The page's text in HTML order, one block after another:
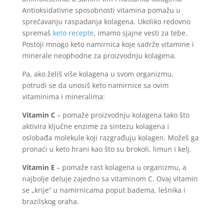
Antioksidativne sposobnosti vitamina pomažu u
sprečavanju raspadanja kolagena. Ukoliko redovno
spremaš keto recepte, imamo sjajne vesti za tebe.
Postoji mnogo keto namirnica koje sadrže vitamine i
minerale neophodne za proizvodnju kolagena.
Pa, ako želiš više kolagena u svom organizmu,
potrudi se da unosiš keto namirnice sa ovim
vitaminima i mineralima:
Vitamin C – pomaže proizvodnju kolagena tako što
aktivira ključne enzime za sintezu kolagena i
oslobađa molekule koji razgrađuju kolagen. Možeš ga
pronaći u keto hrani kao što su brokoli, limun i kelj.
Vitamin E – pomaže rast kolagena u organizmu, a
najbolje deluje zajedno sa vitaminom C. Ovaj vitamin
se „krije“ u namirnicama poput badema, lešnika i
brazilskog oraha.